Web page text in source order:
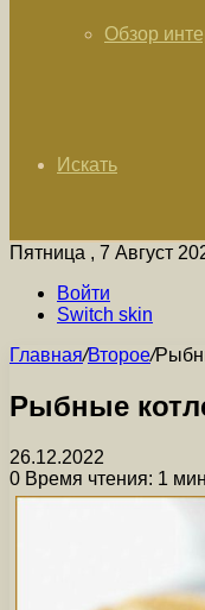
Обзор
Искать
Пятница , 7 Август
Войти
Switch skin
Главная/Второе/
Рыбные
26.12.2022
0 Время чтения: 1